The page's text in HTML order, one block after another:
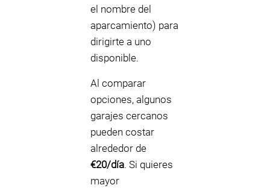
el nombre del
aparcamiento) para
dirigirte a uno
disponible.
Al comparar
opciones, algunos
garajes cercanos
pueden costar
alrededor de
€20/día. Si quieres
mayor